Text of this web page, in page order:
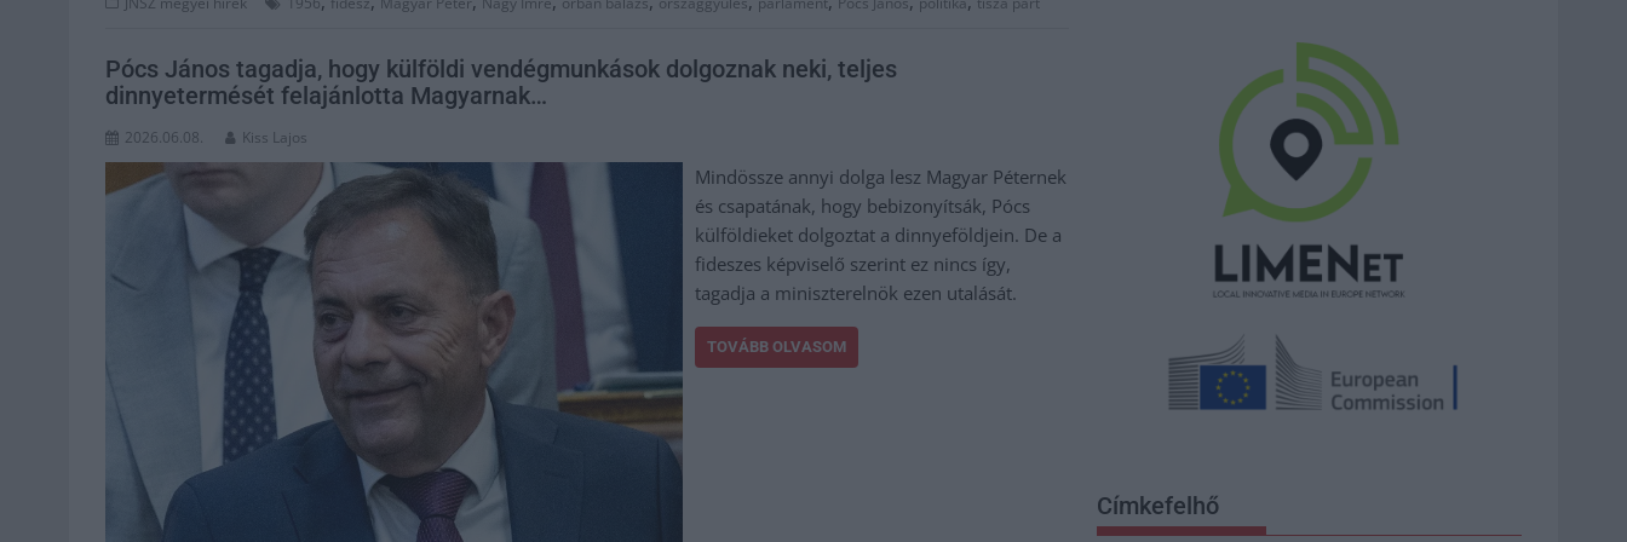
Pócs János tagadja, hogy külföldi vendégmunkások dolgoznak neki, teljes
dinnyetermését felajánlotta Magyarnak…
2026.06.08. Kiss Lajos
Mindössze annyi dolga lesz Magyar Péternek
és csapatának, hogy bebizonyítsák, Pócs
külföldieket dolgoztat a dinnyeföldjein. De a
fideszes képviselő szerint ez nincs így,
tagadja a miniszterelnök ezen utalását.
TOVÁBB OLVASOM
Címkefelhő